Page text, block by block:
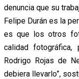
denuncia que su
Felipe Durán es la
es que los otros
calidad
Rodrigo Rojas de
debiera llevarlo”,